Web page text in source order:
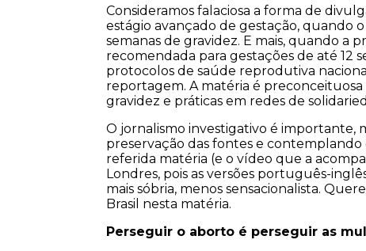
Consideramos falaciosa a forma de
estágio avançado de gestação, quando
semanas de gravidez. E mais, quando a
recomendada para gestações de até 12
protocolos de saúde reprodutiva
reportagem. A matéria é
gravidez e práticas em redes de
O jornalismo investigativo é importante,
preservação das fontes e
referida matéria (e o vídeo que a
Londres, pois as versões português-
mais sóbria, menos sensacionalista.
Brasil nesta matéria.
Perseguir o aborto é perseguir as